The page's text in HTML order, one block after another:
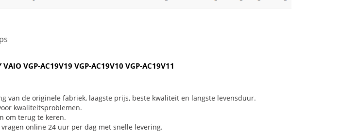
VGP-AC19V19 VGP-AC19V10 VGP-AC19V11
van de originele fabriek, laagste prijs, beste kwaliteit en langste levensduur.
kwaliteitsproblemen.
om terug te keren.
online 24 uur per dag met snelle levering.